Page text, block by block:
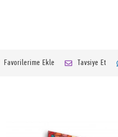
Favorilerime Ekle Tavsiye Et